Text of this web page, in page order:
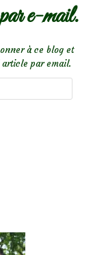
e-mail.
à ce blog et
par email.